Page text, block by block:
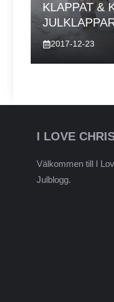
KLAPPAT &
2017-12-23
I LOVE
Välkommen till I
Julblogg.